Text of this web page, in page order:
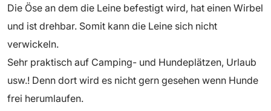
Die Öse an dem die Leine befestigt wird, hat einen Wirbel
und ist drehbar. Somit kann die Leine sich nicht
verwickeln.
Sehr praktisch auf Camping- und Hundeplätzen, Urlaub
usw.! Denn dort wird es nicht gern gesehen wenn Hunde
frei herumlaufen.